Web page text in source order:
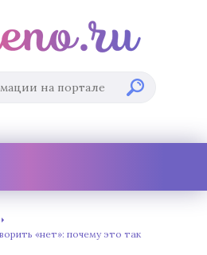
«нет»: почему это так